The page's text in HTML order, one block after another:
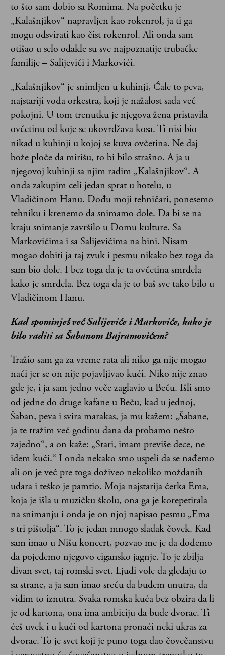
to što sam dobio sa Romima. Na početku je
„Kalašnjikov“ napravljen kao rokenrol, ja ti ga
mogu odsvirati kao čist rokenrol. Ali onda sam
otišao u selo odakle su sve najpoznatije trubačke
familije – Salijevići i Markovići.
„Kalašnjikov“ je snimljen u kuhinji, Ćale to peva,
najstariji vođa orkestra, koji je nažalost sada već
pokojni. U tom trenutku je njegova žena pristavila
ovčetinu od koje se ukovrdžava kosa. Ti nisi bio
nikad u kuhinji u kojoj se kuva ovčetina. Ne daj
bože ploče da mirišu, to bi bilo strašno. A ja u
njegovoj kuhinji sa njim radim „Kalašnjikov“. A
onda zakupim celi jedan sprat u hotelu, u
Vladičinom Hanu. Dođu moji tehničari, ponesemo
tehniku i krenemo da snimamo dole. Da bi se na
kraju snimanje završilo u Domu kulture. Sa
Markovićima i sa Salijevićima na bini. Nisam
mogao dobiti ja taj zvuk i pesmu nikako bez toga da
sam bio dole. I bez toga da je ta ovčetina smrdela
kako je smrdela. Bez toga da je to baš sve tako bilo u
Vladičinom Hanu.
Kad spominješ već Salijeviće i Markoviće, kako je
bilo raditi sa Šabanom Bajramovićem?
Tražio sam ga za vreme rata ali niko ga nije mogao
naći jer se on nije pojavljivao kući. Niko nije znao
gde je, i ja sam jedno veče zaglavio u Beču. Išli smo
od jedne do druge kafane u Beču, kad u jednoj,
Šaban, peva i svira marakas, ja mu kažem: „Šabane,
ja te tražim već godinu dana da probamo nešto
zajedno“, a on kaže: „Stari, imam previše dece, ne
idem kući.“ I onda nekako smo uspeli da se nađemo
ali on je već pre toga doživeo nekoliko moždanih
udara i teško je pamtio. Moja najstarija ćerka Ema,
koja je išla u muzičku školu, ona ga je korepetirala
na snimanju i onda je on njoj napisao pesmu „Ema
s tri pištolja“. To je jedan mnogo sladak čovek. Kad
sam imao u Nišu koncert, pozvao me je da dođemo
da pojedemo njegovo cigansko jagnje. To je zbilja
divan svet, taj romski svet. Ljudi vole da gledaju to
sa strane, a ja sam imao sreću da budem unutra, da
vidim to iznutra. Svaka romska kuća bez obzira da li
je od kartona, ona ima ambiciju da bude dvorac. Ti
ćeš uvek i u kući od kartona pronaći neki ukras za
dvorac. To je svet koji je puno toga dao čovečanstvu